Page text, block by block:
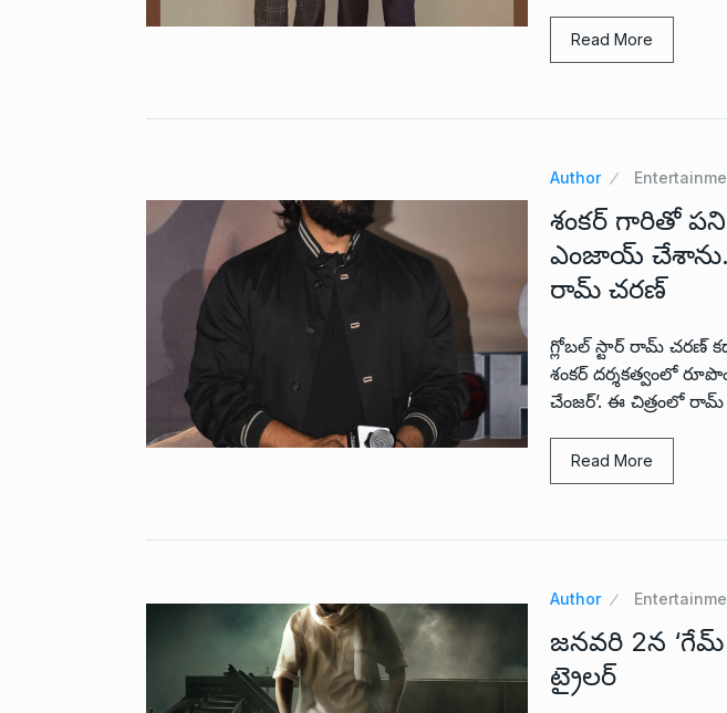
Read More
Author
శంకర్ గారితో
ఎంజాయ్
రామ్ చరణ్
గ్లోబ‌ల్ స్టార్ రామ్ చ‌ర‌ణ్
శంక‌ర్ ద‌ర్శ‌క‌త్వంలో
చేంజర్’. ఈ చిత్రంలో
Read More
Author
జ‌న‌వ‌రి 2న
ట్రైల‌ర్